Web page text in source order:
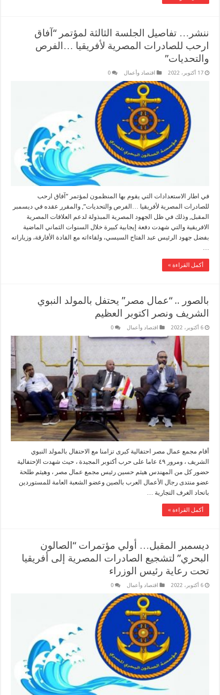
ننشر… تفاصيل الجلسة الثالثة لمؤتمر “آفاق
ارحب للصادرات المصرية لأفريقيا …الفرص
والتحديات”
17 أكتوبر، 2022 اقتصاد وأعمال 0
في اطار الاستعدادات التي يقوم بها المنظمون لمؤتمر “آفاق ارحب
للصادرات المصرية لأفريقيا …الفرص والتحديات”, والمقرر عقده في ديسمبر
المقبل, وذلك في ظل الجهود المصرية المبذولة لدعم العلاقات المصرية
الافريقية والتي شهدت دفعة إيجابية كبيرة خلال السنوات الثماني الماضية
بفضل جهود الرئيس عبد الفتاح السيسي، ولقاءاته مع القادة الأفارقة، وزياراته
…
أكمل القراءة »
بالصور .. “عمال مصر” يحتفل بالمولد النبوي
الشريف ونصر اكتوبر العظيم
6 أكتوبر، 2022 اقتصاد وأعمال 0
أقام مجمع عمال مصر احتفالية كبرى تزامنا مع الاحتفال بالمولد النبوي
الشريف ، ومرور ٤٩ عاما على حرب أكتوبر المجيدة ، حيث شهدت الإحتفالية
حضور كل من المهندس هيثم حسين رئيس مجمع عمال مصر ، وهيثم طلحة
عضو منتدى رجال الأعمال العرب بالصين وعضو الشعبة العامة للمستوردين
باتحاد الغرف التجارية …
أكمل القراءة »
ديسمبر المقبل… أولي مؤتمرات “الصالون
البحري” لتشجيع الصادرات المصرية إلى أفريقيا
تحت رعاية رئيس الوزراء
6 أكتوبر، 2022 اقتصاد وأعمال 0